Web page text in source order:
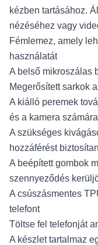
kézben tartásához.
nézéséhez vagy
Fémlemez, amely
használatát
A belső mikroszálas
Megerősített sarkok
A kiálló peremek
és a kamera számára
A szükséges
hozzáférést
A beépített gombok
szennyeződés
A csúszásmentes
telefont
Töltse fel telefonját
A készlet tartalmaz